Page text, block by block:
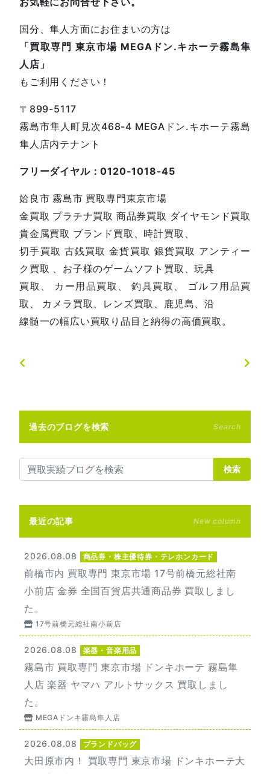
国分、隼人方面にお住まいの方は
「買取専門 東京市場 MEGAドン.キホーテ霧島隼
人店」
もご利用ください！
〒899-5117
霧島市隼人町見次468-4 MEGAドン.キホーテ霧島
隼人店内テナント
フリーダイヤル：0120-1018-45
姶良市 霧島市 買取専門東京市場
金買取 プラチナ買取 商品券買取 ダイヤモンド買取
貴金属買取 ブランド買取、時計買取、
切手買取 古銭買取 金貨買取 銀貨買取 アンティー
ク買取 、お子様のゲームソフト買取、玩具
買取、 カー用品買取、 釣具買取、 ゴルフ用品買
取、 カメラ買取、レンズ買取、鹿児島、沿
線髄一の幅広い買取り品目と納得の高価買取。
過去のブログを検索 Search
検索
最近の記事 New column
2026.08.08 商品券・株主優待券・テレホンカード
前橋市内 買取専門 東京市場 17号前橋元総社南
小前店 金券 全国百貨店共通商品券 買取しまし
た。
17号前橋元総社南小前店
2026.08.08 楽器・音楽用品
霧島市 買取専門 東京市場 ドンキホーテ 霧島隼
人店 楽器 ヤマハ アルトサックス 買取しまし
た。
MEGAドンキ霧島隼人店
2026.08.08 ブランドバッグ
大田原市内！ 買取専門 東京市場 ドンキホーテ大